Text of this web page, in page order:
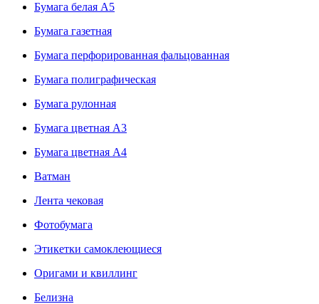
Бумага белая А5
Бумага газетная
Бумага перфорированная фальцованная
Бумага полиграфическая
Бумага рулонная
Бумага цветная А3
Бумага цветная А4
Ватман
Лента чековая
Фотобумага
Этикетки самоклеющиеся
Оригами и квиллинг
Белизна